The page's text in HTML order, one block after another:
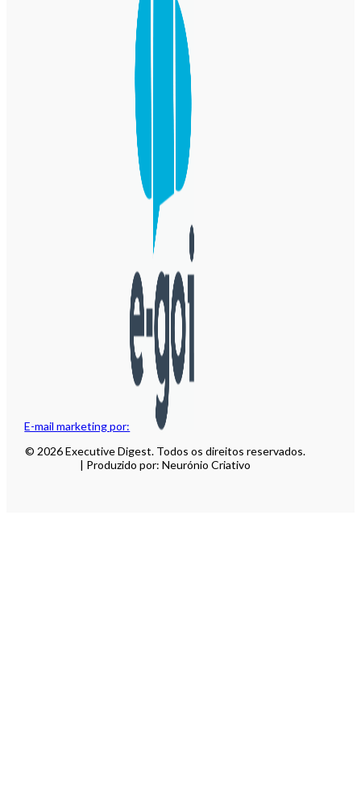
E-mail marketing por:
© 2026 Executive Digest. Todos os direitos reservados.
| Produzido por: Neurónio Criativo